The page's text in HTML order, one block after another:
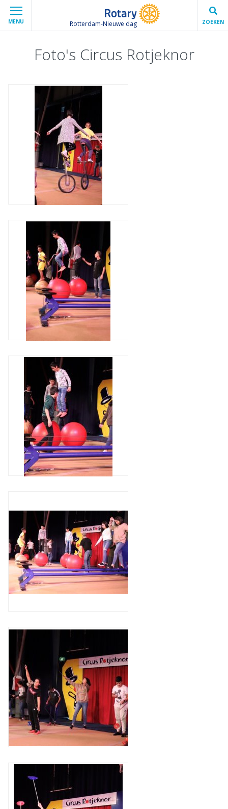
MENU Rotterdam-Nieuwe dag ZOEKEN
Foto's Circus Rotjeknor